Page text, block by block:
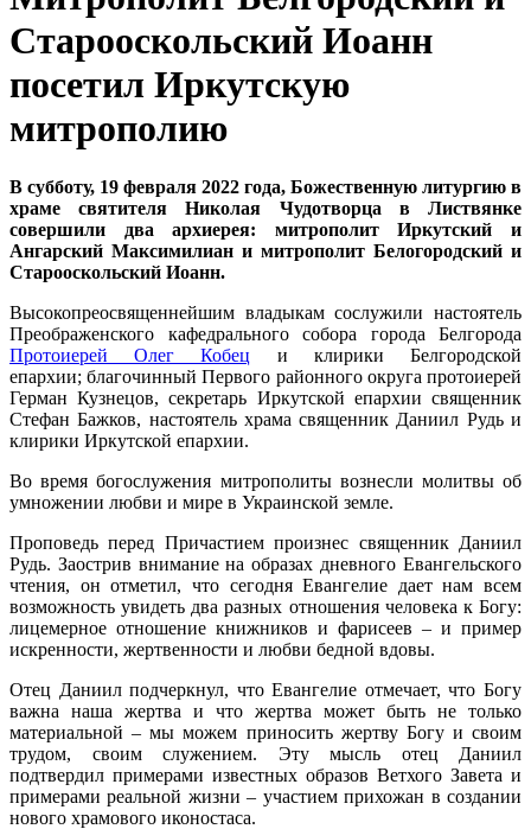
Старооскольский Иоанн
посетил Иркутскую
митрополию
В субботу, 19 февраля 2022 года, Божественную литургию в
храме святителя Николая Чудотворца в Листвянке
совершили два архиерея: митрополит Иркутский и
Ангарский Максимилиан и митрополит Белогородский и
Старооскольский Иоанн.
Высокопреосвященнейшим владыкам сослужили настоятель
Преображенского кафедрального собора города Белгорода
Протоиерей Олег Кобец и клирики Белгородской
епархии; благочинный Первого районного округа протоиерей
Герман Кузнецов, секретарь Иркутской епархии священник
Стефан Бажков, настоятель храма священник Даниил Рудь и
клирики Иркутской епархии.
Во время богослужения митрополиты вознесли молитвы об
умножении любви и мире в Украинской земле.
Проповедь перед Причастием произнес священник Даниил
Рудь. Заострив внимание на образах дневного Евангельского
чтения, он отметил, что сегодня Евангелие дает нам всем
возможность увидеть два разных отношения человека к Богу:
лицемерное отношение книжников и фарисеев – и пример
искренности, жертвенности и любви бедной вдовы.
Отец Даниил подчеркнул, что Евангелие отмечает, что Богу
важна наша жертва и что жертва может быть не только
материальной – мы можем приносить жертву Богу и своим
трудом, своим служением. Эту мысль отец Даниил
подтвердил примерами известных образов Ветхого Завета и
примерами реальной жизни – участием прихожан в создании
нового храмового иконостаса.